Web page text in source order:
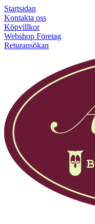
Startsidan
Kontakta oss
Köpvillkor
Webshop Företag
Returansökan